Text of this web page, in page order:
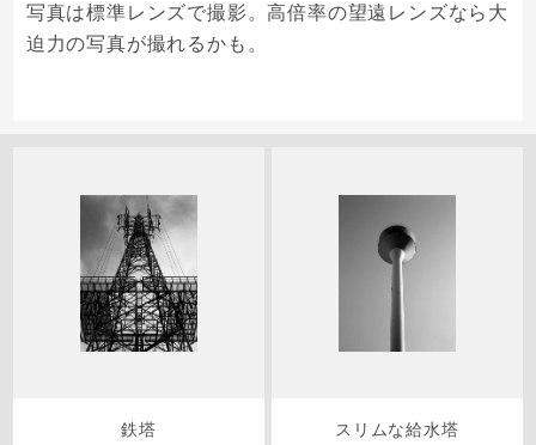
写真は標準レンズで撮影。高倍率の望遠レンズなら大
迫力の写真が撮れるかも。
鉄塔 スリムな給水塔